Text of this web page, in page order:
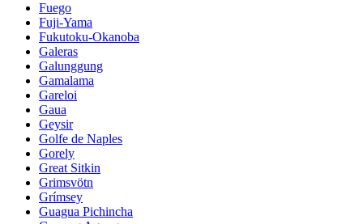
Fuego
Fuji-Yama
Fukutoku-Okanoba
Galeras
Galunggung
Gamalama
Gareloi
Gaua
Geysir
Golfe de Naples
Gorely
Great Sitkin
Grimsvötn
Grímsey
Guagua Pichincha